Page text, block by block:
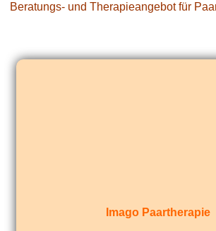
Beratungs- und Therapieangebot für
Imago Paartherapie